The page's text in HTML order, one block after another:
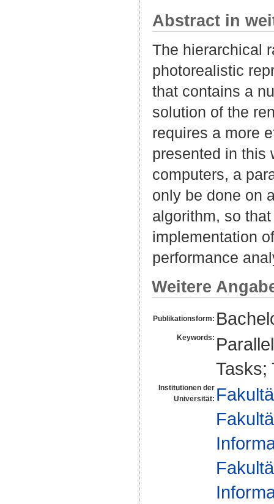
Abstract in
The hierarchical
photorealistic
that contains a
solution of the
requires a more
presented in this
computers, a
only be done on
algorithm, so
implementation
performance
Weitere
Publikationsform:
Keywords:
Tasks;
Institutionen der
Universität: